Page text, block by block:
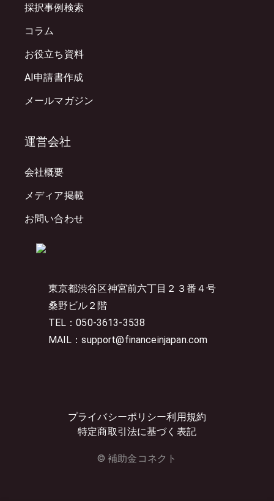
東京都渋谷区神宮前六丁目２３番４号
桑野ビル２階
TEL：050-3613-3538
MAIL：support@financeinjapan.com
プライバシーポリシー利用規約
特定商取引法に基づく表記
© 補助金コネクト
採択事例検索
コラム
お役立ち資料
AI申請書作成
メールマガジン
運営会社
会社概要
メディア掲載
お問い合わせ